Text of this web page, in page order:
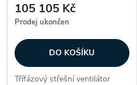
105 105 Kč
Prodej ukončen
DO KOŠÍKU
Třífázový střešní ventilátor